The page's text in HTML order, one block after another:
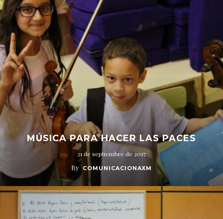
MÚSICA PARA HACER LAS PACES
21 de septiembre de 2017
By COMUNICACIONAXM